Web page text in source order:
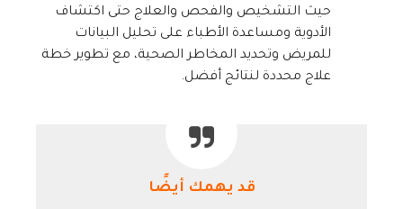
حيث التشخيص والفحص والعلاج حتى اكتشاف
الأدوية ومساعدة الأطباء على تحليل البيانات
للمريض وتحديد المخاطر الصحية، مع تطوير خطة
علاج محددة لنتائج أفضل.
قد يهمك أيضًا